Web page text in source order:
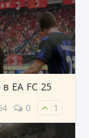
EA FC 25
0 1